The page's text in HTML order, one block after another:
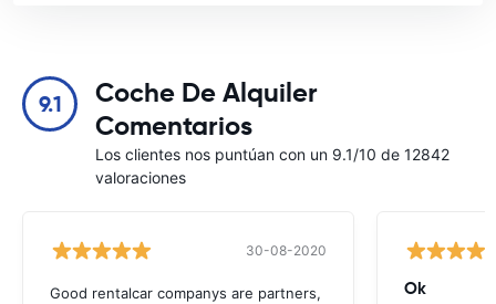
9.1
Coche De Alquiler
Comentarios
Los clientes nos puntúan con un 9.1/10 de 12842
valoraciones
30-08-2020
Good rentalcar companys are partners,
Ok